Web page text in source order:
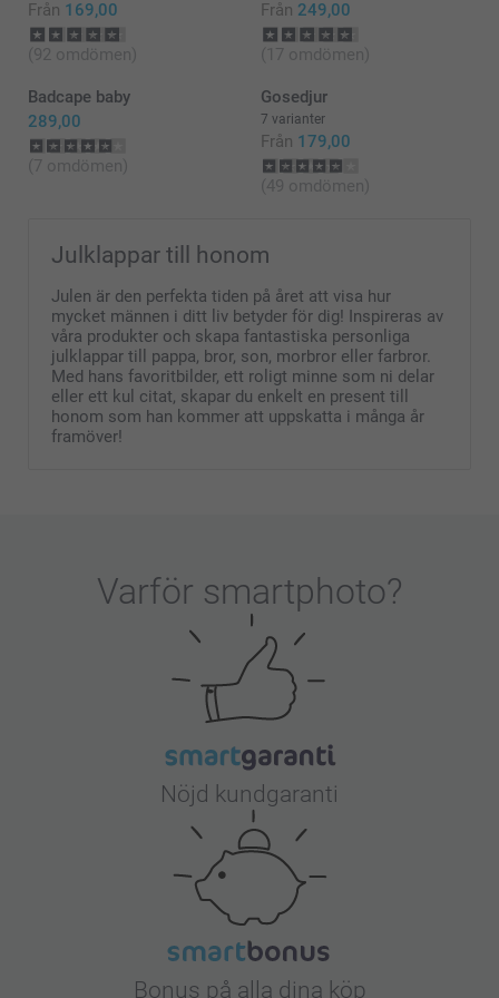
Från 169,00
(92 omdömen)
Från 249,00
(17 omdömen)
Badcape baby
289,00
(7 omdömen)
Gosedjur
7 varianter
Från 179,00
(49 omdömen)
Julklappar till honom
Julen är den perfekta tiden på året att visa hur
mycket männen i ditt liv betyder för dig! Inspireras av
våra produkter och skapa fantastiska personliga
julklappar till pappa, bror, son, morbror eller farbror.
Med hans favoritbilder, ett roligt minne som ni delar
eller ett kul citat, skapar du enkelt en present till
honom som han kommer att uppskatta i många år
framöver!
Varför smartphoto?
Nöjd kundgaranti
Bonus på alla dina köp